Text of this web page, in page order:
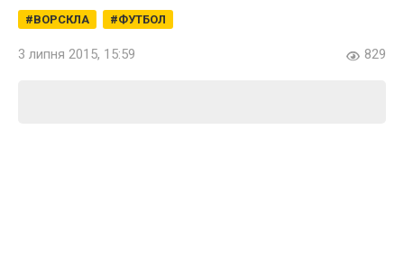
ВОРСКЛА ФУТБОЛ
3 липня 2015, 15:59 829